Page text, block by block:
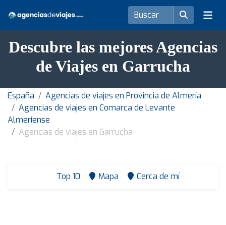
Descubre las mejores Agencias
de Viajes en Garrucha
España
Agencias de viajes en Provincia de Almería
Agencias de viajes en Comarca de Levante
Almeriense
Agencias de viajes en Garrucha
Top 10 Mapa Cerca de mí